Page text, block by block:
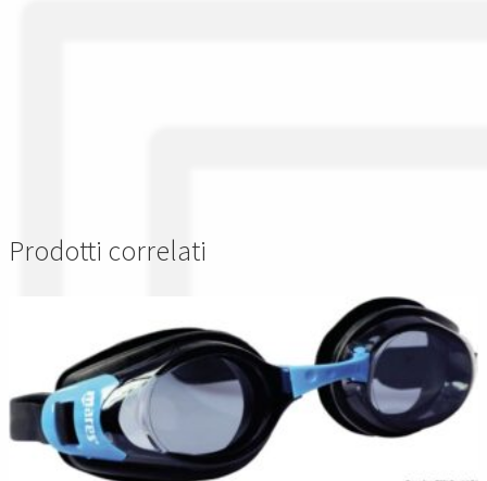
Prodotti correlati